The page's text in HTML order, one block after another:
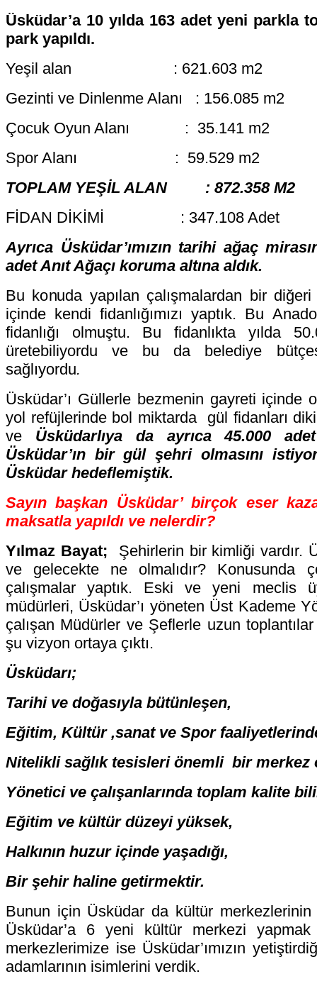
Üsküdar’a 10 yılda 163 adet yeni parkla
park yapıldı.
Yeşil alan : 621.603 m2
Gezinti ve Dinlenme Alanı : 156.085 m2
Çocuk Oyun Alanı : 35.141 m2
Spor Alanı : 59.529 m2
TOPLAM YEŞİL ALAN : 872.358 M2
FİDAN DİKİMİ : 347.108 Adet
Ayrıca Üsküdar’ımızın tarihi ağaç
adet Anıt Ağaçı koruma altına aldık.
Bu konuda yapılan çalışmalardan bir
içinde kendi fidanlığımızı yaptık. Bu
fidanlığı olmuştu. Bu fidanlıkta yılda
üretebiliyordu ve bu da belediye
sağlıyordu.
Üsküdar’ı Güllerle bezmenin gayreti içinde
yol refüjlerinde bol miktarda gül fidanları
ve Üsküdarlıya da ayrıca 45.000
Üsküdar’ın bir gül şehri olmasını
Üsküdar hedeflemiştik.
Sayın başkan Üsküdar’ birçok eser
maksatla yapıldı ve nelerdir?
Yılmaz Bayat; Şehirlerin bir kimliği vardır.
ve gelecekte ne olmalıdır? Konusunda
çalışmalar yaptık. Eski ve yeni meclis
müdürleri, Üsküdar’ı yöneten Üst Kademe
çalışan Müdürler ve Şeflerle uzun
şu vizyon ortaya çıktı.
Üsküdarı;
Tarihi ve doğasıyla bütünleşen,
Eğitim, Kültür ,sanat ve Spor
Nitelikli sağlık tesisleri önemli bir merkez
Yönetici ve çalışanlarında toplam kalite
Eğitim ve kültür düzeyi yüksek,
Halkının huzur içinde yaşadığı,
Bir şehir haline getirmektir.
Bunun için Üsküdar da kültür merkezlerinin
Üsküdar’a 6 yeni kültür merkezi
merkezlerimize ise Üsküdar’ımızın
adamlarının isimlerini verdik.